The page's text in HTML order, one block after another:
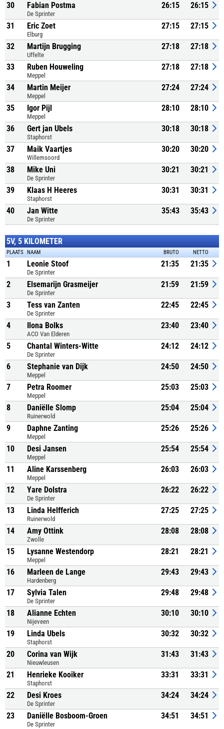
30 Fabian Postma
De Sprinter
26:15 26:15
31 Eric Zoet
Elburg
27:15 27:15
32 Martijn Brugging
Uffelte
27:18 27:18
33 Ruben Houweling
Meppel
27:18 27:18
34 Martin Meijer
Meppel
27:24 27:24
35 Igor Pijl
Meppel
28:10 28:10
36 Gert jan Ubels
Staphorst
30:18 30:18
37 Maik Vaartjes
Willemsoord
30:20 30:20
38 Mike Uni
De Sprinter
30:21 30:21
39 Klaas H Heeres
Staphorst
30:31 30:31
40 Jan Witte
De Sprinter
35:43 35:43
5V, 5 KILOMETER
PLAATS NAAM BRUTO NETTO
1 Leonie Stoof
De Sprinter
21:35 21:35
2 Elsemarijn Grasmeijer
De Sprinter
21:59 21:59
3 Tess van Zanten
De Sprinter
22:45 22:45
4 Ilona Bolks
ACO Van Elderen
23:40 23:40
5 Chantal Winters-Witte
De Sprinter
24:12 24:12
6 Stephanie van Dijk
Meppel
24:50 24:50
7 Petra Roomer
Meppel
25:03 25:03
8 Daniëlle Slomp
Ruinerwold
25:04 25:04
9 Daphne Zanting
Meppel
25:26 25:26
10 Desi Jansen
Meppel
25:54 25:54
11 Aline Karssenberg
Meppel
26:03 26:03
12 Yare Dolstra
De Sprinter
26:22 26:22
13 Linda Helfferich
Ruinerwold
27:25 27:25
14 Amy Ottink
Zwolle
28:08 28:08
15 Lysanne Westendorp
Meppel
28:21 28:21
16 Marleen de Lange
Hardenberg
29:43 29:43
17 Sylvia Talen
De Sprinter
29:48 29:48
18 Alianne Echten
Nijeveen
30:10 30:10
19 Linda Ubels
Staphorst
30:32 30:32
20 Corina van Wijk
Nieuwleusen
31:43 31:43
21 Henrieke Kooiker
Staphorst
33:31 33:31
22 Desi Kroes
De Sprinter
34:24 34:24
23 Daniëlle Bosboom-Groen
De Sprinter
34:51 34:51